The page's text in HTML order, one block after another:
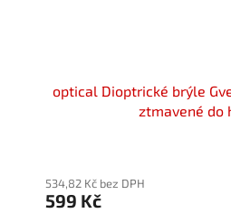
optical Dioptrické brýle
ztmavené do
534,82 Kč bez DPH
599 Kč